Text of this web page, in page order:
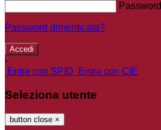
Password
Password dimenticata?
-
Entra con SPID
Entra con CIE
Seleziona utente
button close ×